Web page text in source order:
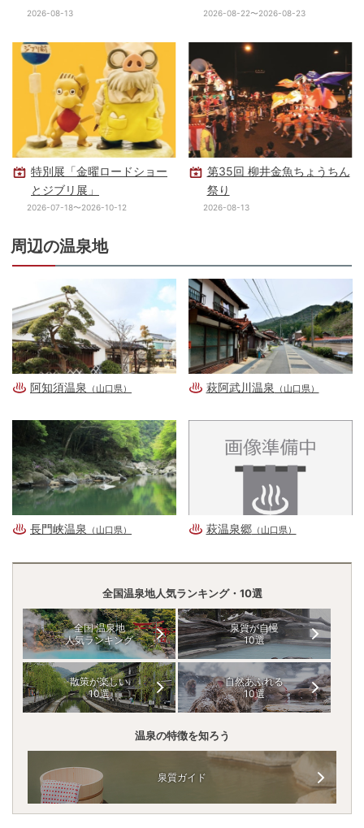
2026-08-13 2026-08-22〜2026-08-23
特別展「金曜ロードショー
とジブリ展」
2026-07-18〜2026-10-12
第35回 柳井金魚ちょうちん
祭り
2026-08-13
周辺の温泉地
阿知須温泉 （山口県） 萩阿武川温泉 （山口県）
長門峡温泉 （山口県） 萩温泉郷（山口県）
全国温泉地人気ランキング・10選
全国 温泉地
人気ランキング
泉質が自慢
10選
散策が楽しい
10選
自然あふれる
10選
温泉の特徴を知ろう
泉質ガイド